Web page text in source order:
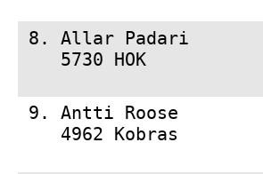
8. Allar Padari
5730 HOK
9. Antti Roose
4962 Kobras